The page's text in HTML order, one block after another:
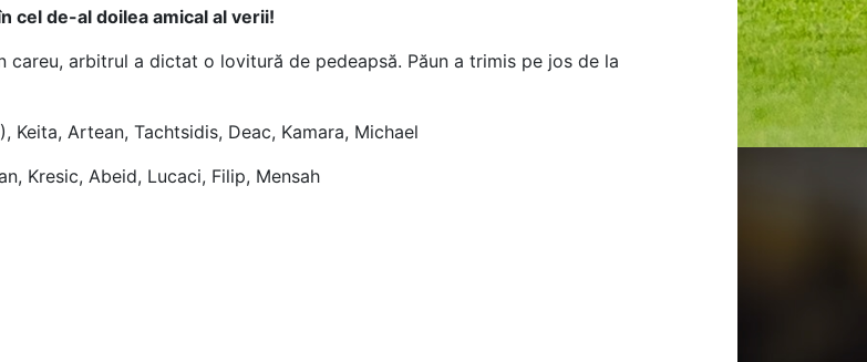
cel de-al doilea amical al verii!
arbitrul a dictat o lovitură de pedeapsă. Păun a trimis pe jos de la
Keita, Artean, Tachtsidis, Deac, Kamara, Michael
Kresic, Abeid, Lucaci, Filip, Mensah